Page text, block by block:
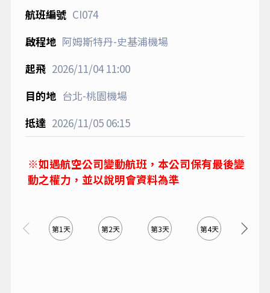
CI074
阿姆斯特丹-史基浦機場
2026/11/0411:00
台北-桃園機場
2026/11/0506:15
※如遇航空公司變動航班，本公司保有最後變
動之權力，並以說明會資料為準
第1天 第2天 第3天 第4天